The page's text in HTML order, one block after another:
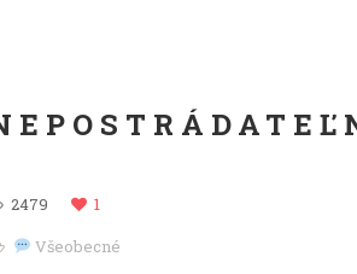
2479
1
Všeobecné